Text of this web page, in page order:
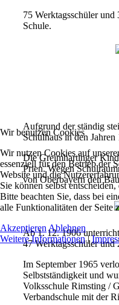
75 Werktagsschüler und
Schule.
Aufgrund der ständig
Schulhaus in den
Die Greimhartinger
Prien. Wegen
von Oberbayern den
Ab 1. 12. 1906
47 Werktagsschüler und
Im September 1965
Selbstständigkeit und
Volksschule Rimsting /
Verbandschule mit der
Wir benutzen Cookies
Wir nutzen Cookies auf
essenziell für den Betrieb der
Website und die
Sie können selbst
Bitte beachten Sie, dass bei
alle Funktionalitäten der Seite
Akzeptieren Ablehnen
Weitere Informationen|